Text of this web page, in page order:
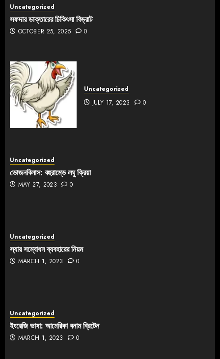
Uncategorized
সফদার ডাক্তারের চিকিৎসা বিভ্রাট
OCTOBER 25, 2025 0
Uncategorized
JULY 17, 2023
0
Uncategorized
ভোজনবিলাস: বহুরাম্ভে লঘু ক্রিয়া
MAY 27, 2023 0
Uncategorized
স্যার সম্বোধন ব্যবহারের নিয়ম
MARCH 1, 2023 0
Uncategorized
ইংরেজি ভাষা: আমেরিকা বনাম ব্রিটেন
MARCH 1, 2023 0